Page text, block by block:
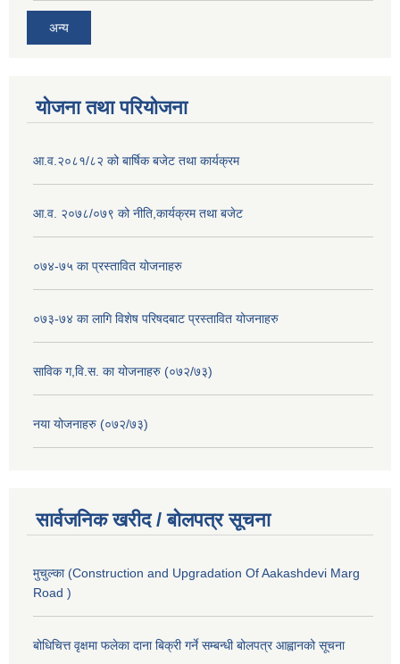
अन्य
योजना तथा परियोजना
आ.व.२०८१/८२ को बार्षिक बजेट तथा कार्यक्रम
आ.व. २०७८/०७९ को नीति,कार्यक्रम तथा बजेट
०७४-७५ का प्रस्तावित योजनाहरु
०७३-७४ का लागि विशेष परिषदबाट प्रस्तावित योजनाहरु
साविक ग,वि.स. का योजनाहरु (०७२/७३)
नया योजनाहरु (०७२/७३)
सार्वजनिक खरीद / बोलपत्र सूचना
मुचुल्का (Construction and Upgradation Of Aakashdevi Marg
Road )
बोधिचित्त वृक्षमा फलेका दाना बिक्री गर्ने सम्बन्धी बोलपत्र आह्वानको सूचना